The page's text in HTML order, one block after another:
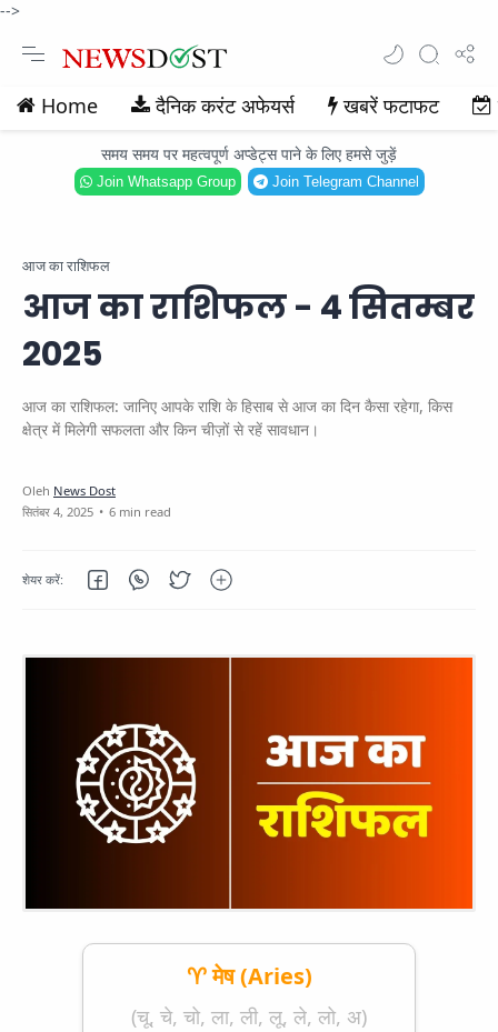
-->
Home दैनिक करंट अफेयर्स खबरें फटाफट
समय समय पर महत्वपूर्ण अप्डेट्स पाने के लिए हमसे जुड़ें
Join Whatsapp Group Join Telegram Channel
आज का राशिफल
आज का राशिफल - 4 सितम्बर
2025
आज का राशिफल: जानिए आपके राशि के हिसाब से आज का दिन कैसा रहेगा, किस
क्षेत्र में मिलेगी सफलता और किन चीज़ों से रहें सावधान।
6 min read
♈ मेष (Aries)
(चू, चे, चो, ला, ली, लू, ले, लो, अ)